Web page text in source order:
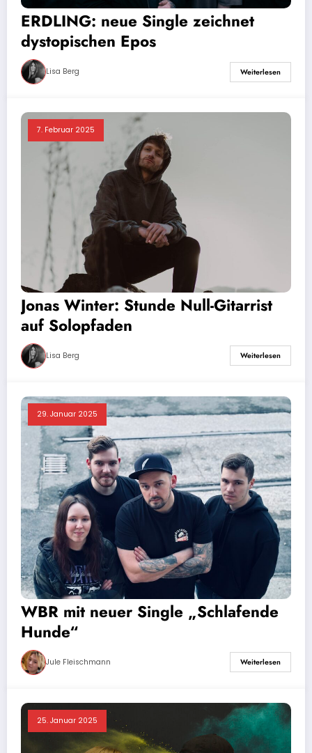
ERDLING: neue Single zeichnet
dystopischen Epos
Lisa Berg Weiterlesen
7. Februar 2025
Jonas Winter: Stunde Null-Gitarrist
auf Solopfaden
Lisa Berg Weiterlesen
29. Januar 2025
WBR mit neuer Single „Schlafende
Hunde“
Jule Fleischmann Weiterlesen
25. Januar 2025